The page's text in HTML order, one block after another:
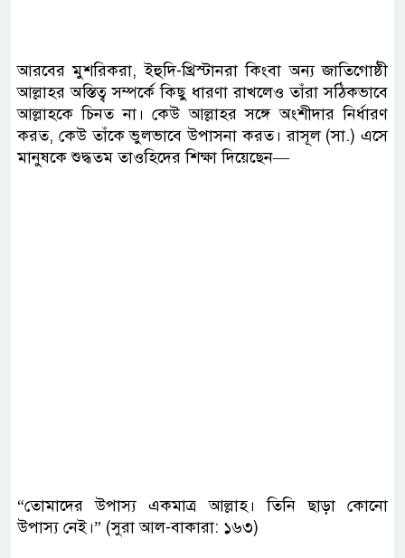
আরবের মুশরিকরা, ইহুদি-খ্রিস্টানরা কিংবা অন্য জাতিগোষ্ঠী
আল্লাহর অস্তিত্ব সম্পর্কে কিছু ধারণা রাখলেও তাঁরা সঠিকভাবে
আল্লাহকে চিনত না। কেউ আল্লাহর সঙ্গে অংশীদার নির্ধারণ
করত, কেউ তাঁকে ভুলভাবে উপাসনা করত। রাসূল (সা.) এসে
মানুষকে শুদ্ধতম তাওহিদের শিক্ষা দিয়েছেন—
“তোমাদের উপাস্য একমাত্র আল্লাহ। তিনি ছাড়া কোনো
উপাস্য নেই।” (সুরা আল-বাকারা: ১৬৩)